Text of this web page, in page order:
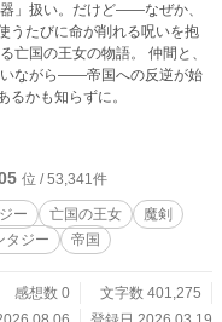
」扱い。だけど——なぜか、
うたびに命が削れる呪いを抱
亡国の王女の物語。 仲間と、
ながら——帝国への反逆が始
かも知らずに。
位 / 53,341件
ー 亡国の王女
魔剣
タジー 帝国
感想数 0
文字数 401,275